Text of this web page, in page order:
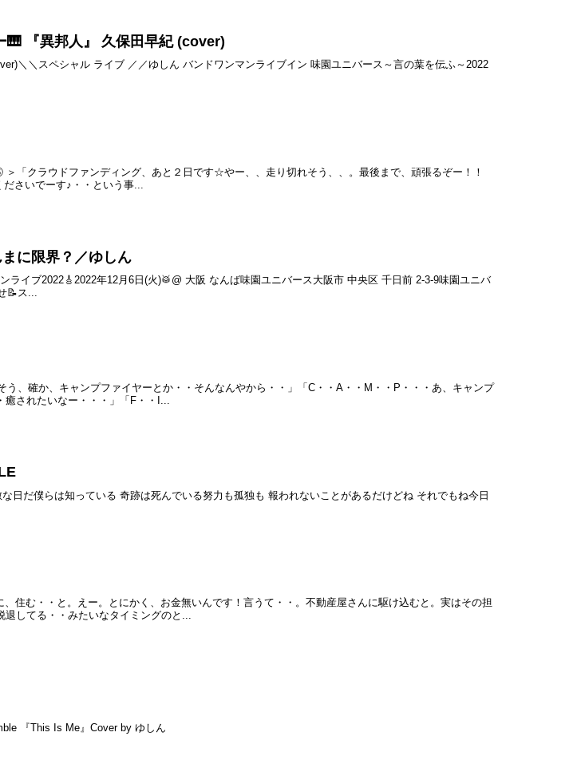
🎹 『異邦人』 久保田早紀 (cover)
＼＼スペシャル ライブ ／／ゆしん バンドワンマンライブイン 味園ユニバース～言の葉を伝ふ～2022
「クラウドファンディング、あと２日です☆やー、、走り切れそう、、。最後まで、頑張るぞー！！
さいでーす♪・・という事...
に限界？／ゆしん
ライブ2022🎸2022年12月6日(火)🥁@ 大阪 なんば味園ユニバース大阪市 中央区 千日前 2-3-9味園ユニバ
📝ス...
、確か、キャンプファイヤーとか・・そんなんやから・・」「C・・A・・M・・P・・・あ、キャンプ
されたいなー・・・」「F・・I...
日だ僕らは知っている 奇跡は死んでいる努力も孤独も 報われないことがあるだけどね それでもね今日
住む・・と。えー。とにかく、お金無いんです！言うて・・。不動産屋さんに駆け込むと。実はその担
してる・・みたいなタイミングのと...
『This Is Me』Cover by ゆしん